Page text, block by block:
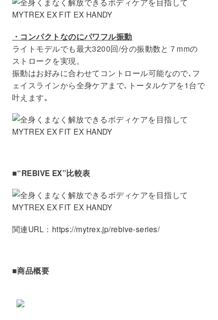
・コンパクトなのにパワフル振動
ライトモデルでも最大3200回/分の振動数と７mmの
ストロークを実現。
振動はお好みに合わせてコントロール可能なので､フ
ェイスラインから全身ケアまで､トータルケアを1台で
叶えます｡
■“REBIVE EX”比較表
関連URL： https://mytrex.jp/rebive-series/
■商品概要